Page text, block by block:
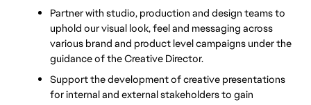
Partner with studio, production and design teams to
uphold our visual look, feel and messaging across
various brand and product level campaigns under the
guidance of the Creative Director.
Support the development of creative presentations
for internal and external stakeholders to gain